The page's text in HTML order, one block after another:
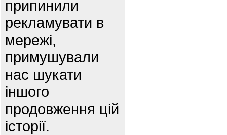
припинили
рекламувати в
мережі,
примушували
нас шукати
іншого
продовження цій
історії.